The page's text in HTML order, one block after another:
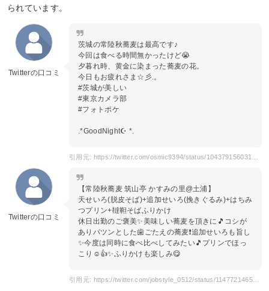
られています。
Twitterの口コミ
茨城の常陸秋蕎麦は最高です♪
今回は食べる時間無かったけど😭
夕暮れ時、黄金に染まった蕎麦の花。
今日もお疲れさま☆彡.。
#茨城が美しい
#東京カメラ部
#フォトポケ
.*GoodNight☪︎ *.
引用元: https://twitter.com/osmic9394/status/1043791560314241029?s=20
Twitterの口コミ
【常陸秋蕎麦 筑山亭 かすみの里@土浦】
天せいろ(脱皮そば)+追加せいろ(挽きぐるみ)+はちみ
つプリン+韃靼そばふりかけ
休日出勤のご褒美✨美味しい蕎麦を頂きに🎵コシが
ありパツンとした歯ごたえの蕎麦❗️追加せいろも旨し
✨今度は同時に食べ比べしてみたい🎵プリンでほっ
こり☺️👍✨ふりかけも楽しみ😋
引用元: https://twitter.com/jobstyle_0512/status/1147721465610960897?s=20